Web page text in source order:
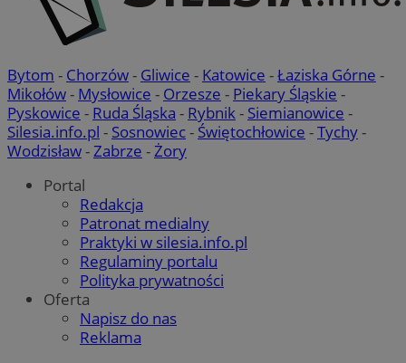
Bytom - Chorzów- Gliwice - Katowice -Łaziska Górne -
Mikołów- Mysłowice - Orzesze - Piekary Śląskie -
Pyskowice - Ruda Śląska - Rybnik- Siemianowice -
Silesia.info.pl - Sosnowiec- Świętochłowice -Tychy-
Wodzisław-Zabrze -Żory
Portal
Redakcja
Patronat medialny
Praktyki w silesia.info.pl
Regulaminy portalu
Polityka prywatności
Oferta
Napisz do nas
Reklama